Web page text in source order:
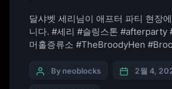
달샤벳 세리님이 애프터 파티 현장
니다. #세리 #슬링스톤 #afterparty
머홀증류소 #TheBroodyHen
#Whisky #스카치위스키
By neoblocks 2월 4,